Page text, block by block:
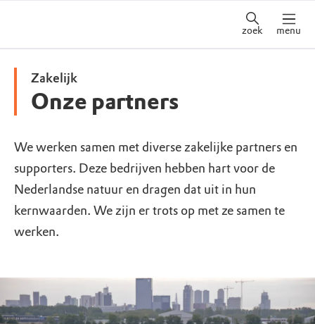
zoek menu
Zakelijk
Onze partners
We werken samen met diverse zakelijke partners en
supporters. Deze bedrijven hebben hart voor de
Nederlandse natuur en dragen dat uit in hun
kernwaarden. We zijn er trots op met ze samen te
werken.